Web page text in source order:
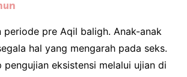
periode pre Aqil baligh. Anak-anak
hal yang mengarah pada seks.
pengujian eksistensi melalui ujian di